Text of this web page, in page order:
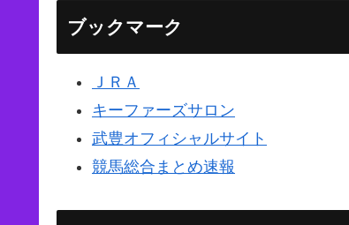
ブックマーク
ＪＲＡ
キーファーズサロン
武豊オフィシャルサイト
競馬総合まとめ速報